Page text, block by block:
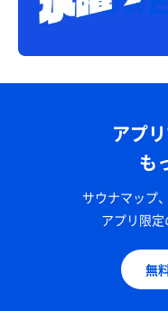
アプ
も
サウナマップ
アプリ限定
無